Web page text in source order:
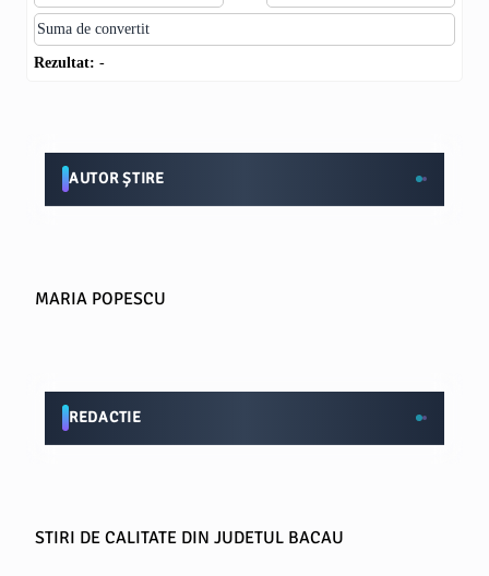
Rezultat: -
AUTOR ȘTIRE
MARIA POPESCU
REDACTIE
STIRI DE CALITATE DIN JUDETUL BACAU